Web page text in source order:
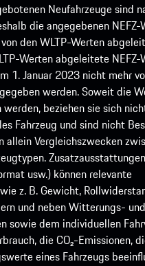
Neufahrzeuge sind
die angegebenen NEFZ-
den WLTP-Werten
Werten abgeleitete
1. Januar 2023 nicht mehr
werden. Soweit die
werden, beziehen sie sich
Fahrzeug und sind nicht
allein Vergleichszwecken
usw.) können relevante
z. B. Gewicht,
und neben Witterungs- und
sowie dem individuellen
die CO₂-Emissionen,
eines Fahrzeugs